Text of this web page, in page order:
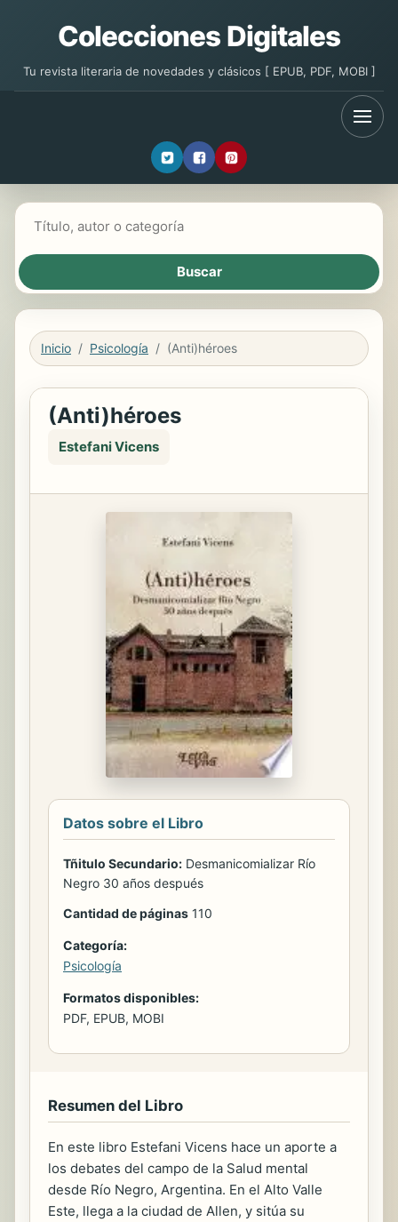
Colecciones Digitales
Tu revista literaria de novedades y clásicos [ EPUB, PDF, MOBI ]
Inicio Psicología (Anti)héroes
(Anti)héroes
Estefani Vicens
Datos sobre el Libro
Tñitulo Secundario: Desmanicomializar Río
Negro 30 años después
Cantidad de páginas 110
Categoría:
Psicología
Formatos disponibles:
PDF, EPUB, MOBI
Resumen del Libro
En este libro Estefani Vicens hace un aporte a
los debates del campo de la Salud mental
desde Río Negro, Argentina. En el Alto Valle
Este, llega a la ciudad de Allen, y sitúa su